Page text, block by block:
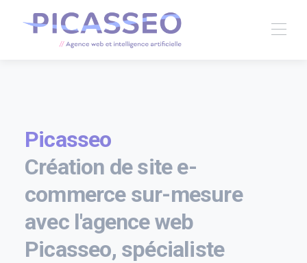
Picasseo
Création de site e-
commerce sur-mesure
avec l'agence web
Picasseo, spécialiste